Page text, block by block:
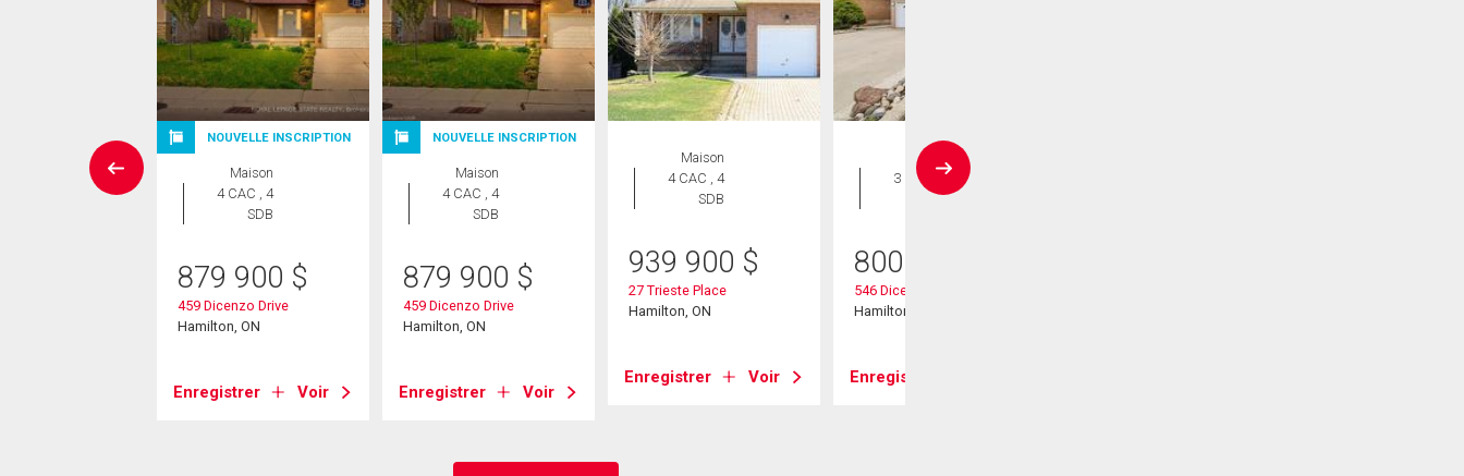
NOUVELLE INSCRIPTION
Maison
4 CAC , 4
SDB
879 900 $
459 Dicenzo Drive
Hamilton, ON
Enregistrer Voir
NOUVELLE INSCRIPTION
Maison
4 CAC , 4
SDB
879 900 $
459 Dicenzo Drive
Hamilton, ON
Enregistrer Voir
Maison
4 CAC , 4
SDB
939 900 $
27 Trieste Place
Hamilton, ON
Enregistrer Voir
Maison
3 CAC , 2
SDB
800 000
546 Dicenzo Drive
Hamilton, ON
Enregistrer